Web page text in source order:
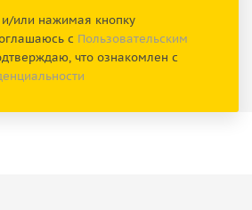
и/или нажимая кнопку
с Пользовательским
что ознакомлен с